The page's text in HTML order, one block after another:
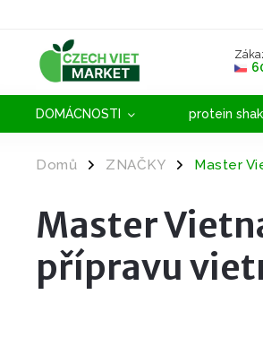
DOMÁCNOSTI protein
Domů / ZNAČKY / Master
Master
přípravu